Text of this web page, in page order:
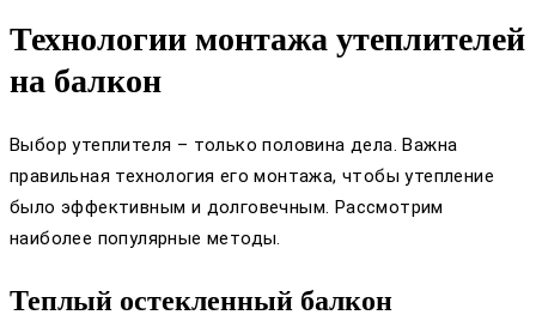
Технологии монтажа утеплителей
на балкон
Выбор утеплителя – только половина дела. Важна
правильная технология его монтажа, чтобы утепление
было эффективным и долговечным. Рассмотрим
наиболее популярные методы.
Теплый остекленный балкон